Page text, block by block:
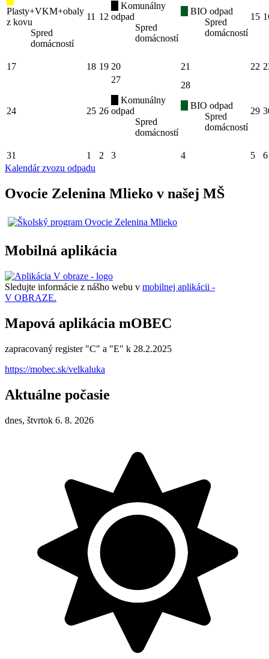
Plasty+VKM+obaly
z kovu
Spred
domácností
11 12
Komunálny
odpad
Spred
domácností
BIO odpad
Spred
domácností
15
17 18 19 20 21 22
24 25 26
27
Komunálny
odpad
Spred
domácností
28
BIO odpad
Spred
domácností
29
31 1 2 3 4 5
6
Kalendár zvozu odpadu
Ovocie Zelenina Mlieko v našej MŠ
Mobilná aplikácia
Sledujte informácie z nášho webu v mobilnej aplikácii -
V OBRAZE.
Mapová aplikácia mOBEC
zapracovaný register "C" a "E" k 28.2.2025
https://mobec.sk/velkaluka
Aktuálne počasie
dnes, štvrtok 6. 8. 2026